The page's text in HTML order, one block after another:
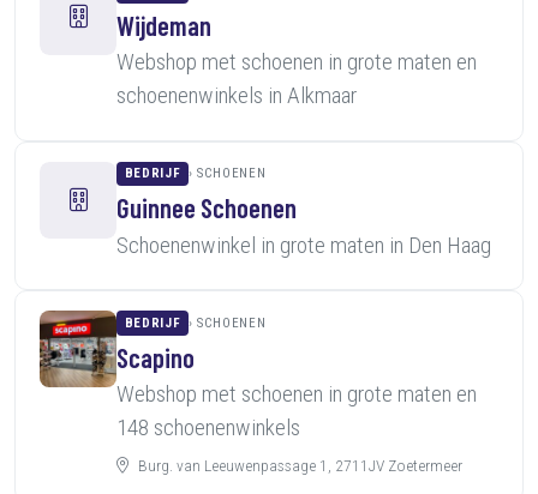
Wijdeman
Webshop met schoenen in grote maten en
schoenenwinkels in Alkmaar
BEDRIJF SCHOENEN
Guinnee Schoenen
Schoenenwinkel in grote maten in Den Haag
BEDRIJF SCHOENEN
Scapino
Webshop met schoenen in grote maten en
148 schoenenwinkels
Burg. van Leeuwenpassage 1, 2711JV Zoetermeer